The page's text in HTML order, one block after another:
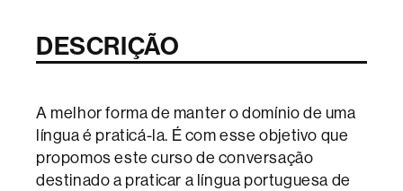
DESCRIÇÃO
A melhor forma de manter o domínio de uma
língua é praticá-la. É com esse objetivo que
propomos este curso de conversação
destinado a praticar a língua portuguesa de